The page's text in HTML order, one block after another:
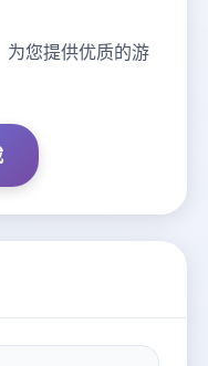
为您提供优质的游